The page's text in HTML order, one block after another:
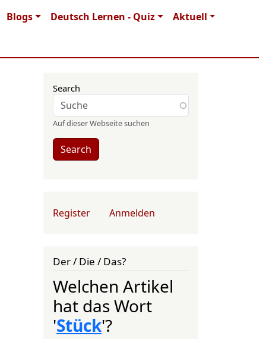
Blogs Deutsch Lernen - Quiz Aktuell
Search
Auf dieser Webseite suchen
Search
User account menu
Register Anmelden
Der / Die / Das?
Welchen Artikel
hat das Wort
'Stück'?